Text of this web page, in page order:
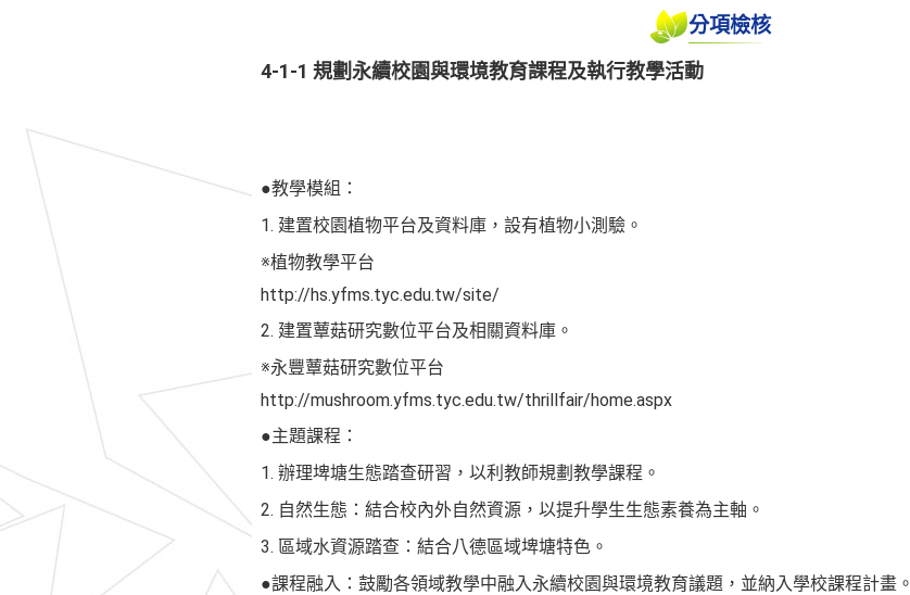
分項檢核
4-1-1 規劃永續校園與環境教育課程及執行教學活動
●教學模組：
1. 建置校園植物平台及資料庫，設有植物小測驗。
※植物教學平台
http://hs.yfms.tyc.edu.tw/site/
2. 建置蕈菇研究數位平台及相關資料庫。
※永豐蕈菇研究數位平台
http://mushroom.yfms.tyc.edu.tw/thrillfair/home.aspx
●主題課程：
1. 辦理埤塘生態踏查研習，以利教師規劃教學課程。
2. 自然生態：結合校內外自然資源，以提升學生生態素養為主軸。
3. 區域水資源踏查：結合八德區域埤塘特色。
●課程融入：鼓勵各領域教學中融入永續校園與環境教育議題，並納入學校課程計畫。